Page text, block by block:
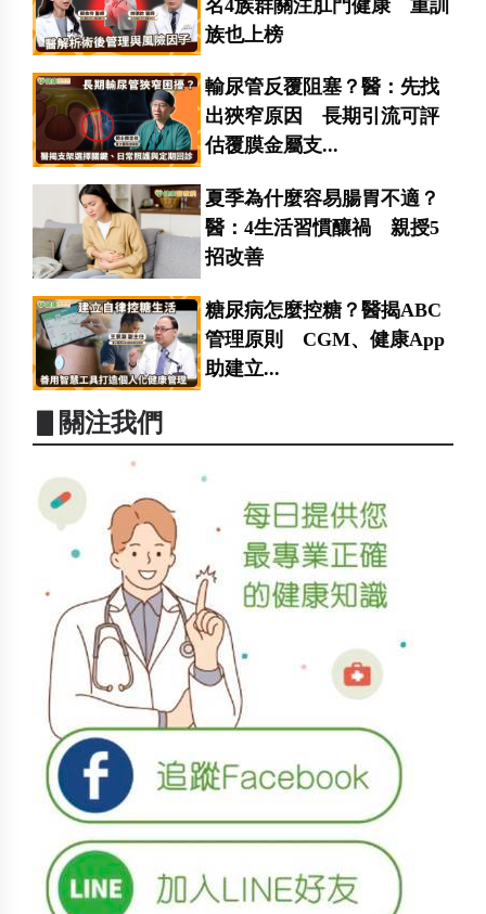
名4族群關注肛門健康 重訓
族也上榜
輸尿管反覆阻塞？醫：先找
出狹窄原因 長期引流可評
估覆膜金屬支...
夏季為什麼容易腸胃不適？
醫：4生活習慣釀禍 親授5
招改善
糖尿病怎麼控糖？醫揭ABC
管理原則 CGM、健康App
助建立...
▋關注我們